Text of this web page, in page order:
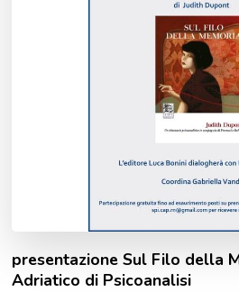
presentazione Sul Filo della
Adriatico di Psicoanalisi